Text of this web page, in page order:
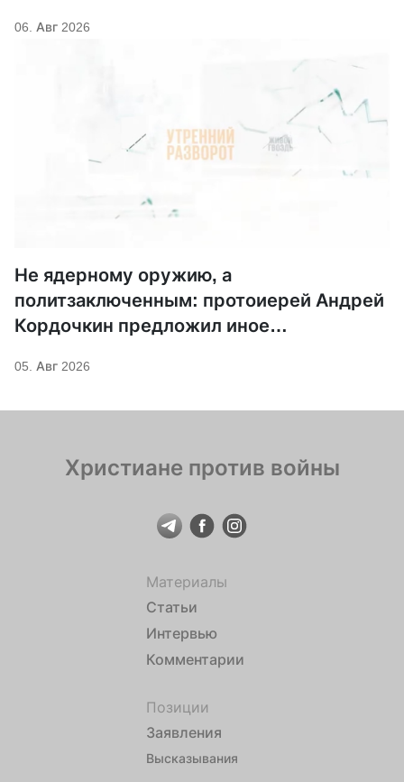
06. Авг 2026
Не ядерному оружию, а
политзаключенным: протоиерей Андрей
Кордочкин предложил иное
Саровского
05. Авг 2026
Христиане против войны
Материалы
Статьи
Интервью
Комментарии
Позиции
Заявления
Высказывания